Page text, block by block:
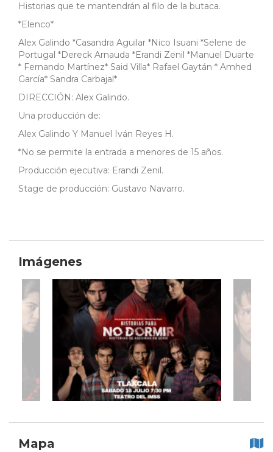
Historias que te mantendrán al filo de la butaca.
*Elenco*
Alex Galindo *Casandra Aguilar *Nico Isuani *Selene de
Portugal *Dereck Arnauda *Erandi Zenil *Manuel Duarte
* Fernando Martínez* Said Villa* Rafael Gaytán * Amhed
García* Sandra Carbajal*
DIRECCIÓN: Alex Galindo.
Una producción de:
Alex Galindo Y Manuel Iván Reyes H.
*No se permite la entrada a menores de 15 años.
Producción ejecutiva: Erandi Zenil.
Stage de producción: Gustavo Navarro.
Imágenes
Mapa